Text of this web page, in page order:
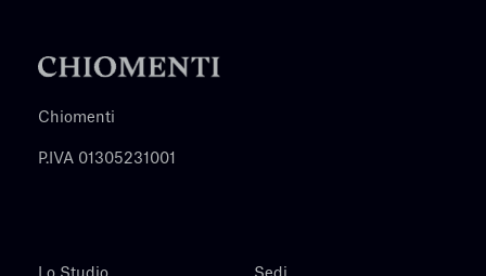
Chiomenti
P.IVA 01305231001